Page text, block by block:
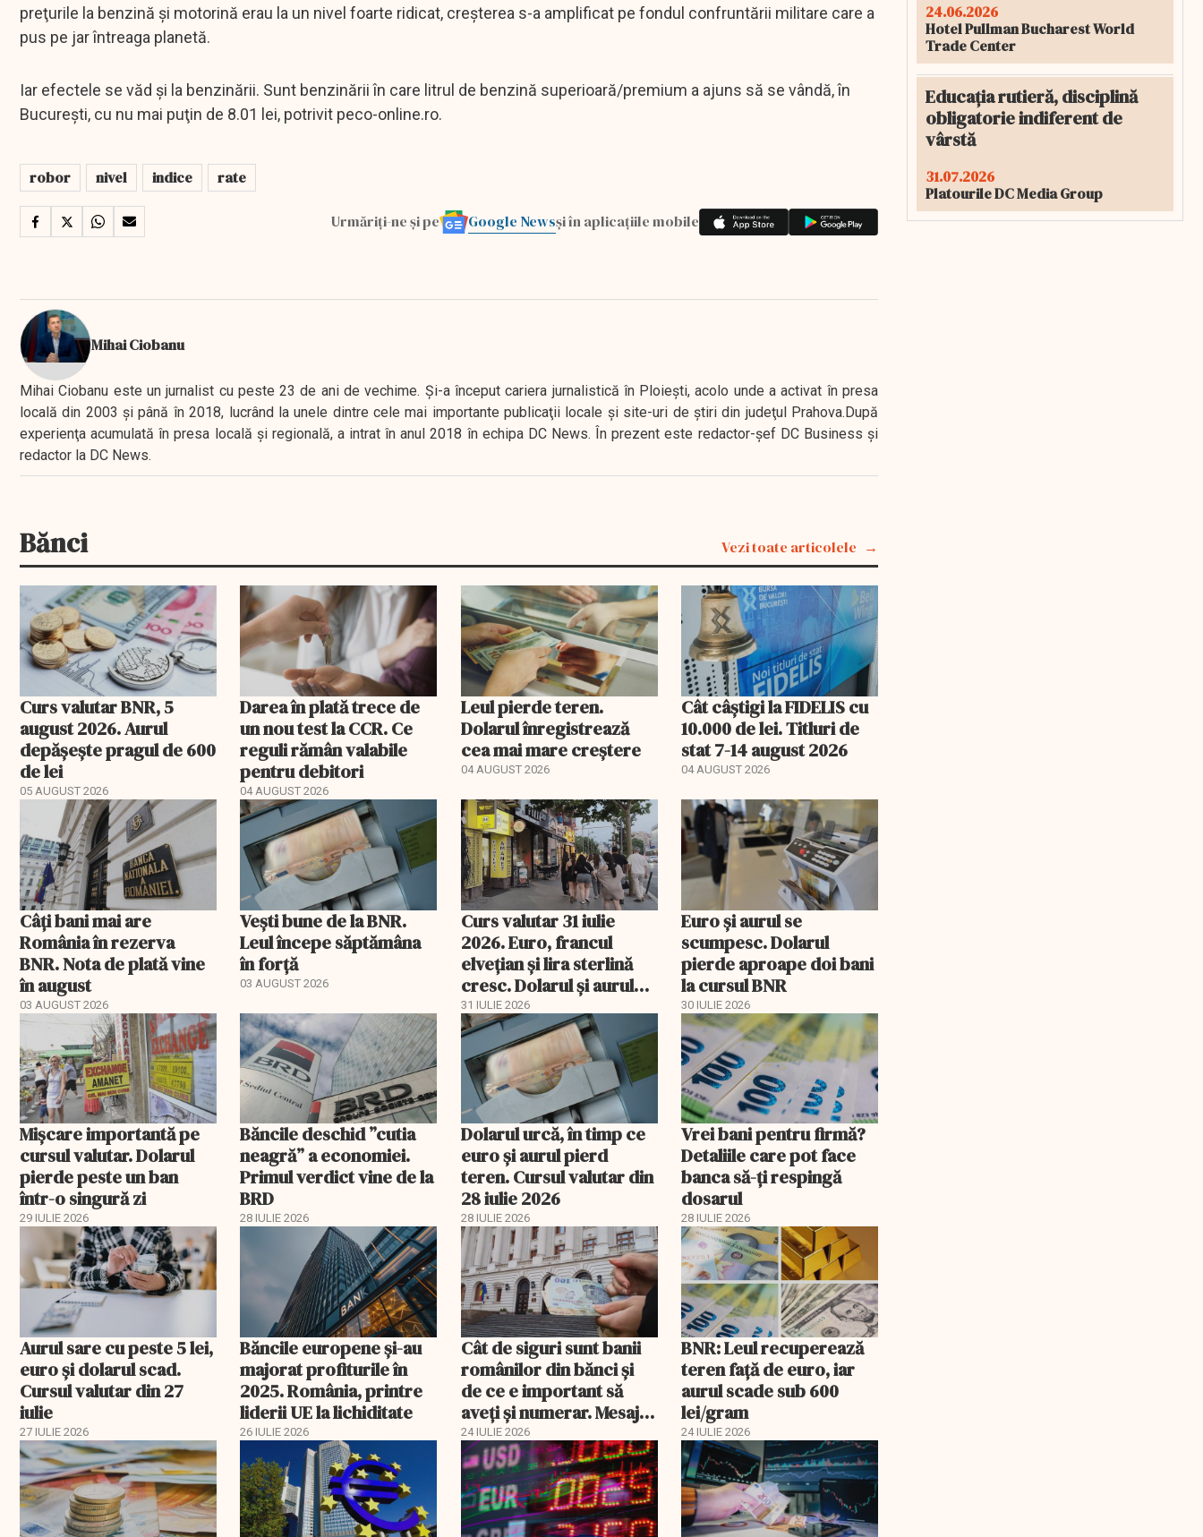
preţurile la benzină şi motorină erau la un nivel foarte ridicat, creşterea s-a amplificat pe fondul confruntării militare care a
pus pe jar întreaga planetă.
Iar efectele se văd şi la benzinării. Sunt benzinării în care litrul de benzină superioară/premium a ajuns să se vândă, în
Bucureşti, cu nu mai puţin de 8.01 lei, potrivit peco-online.ro.
robor nivel indice rate
Urmăriți-ne și pe Google Newsși în aplicațiile mobile
Mihai Ciobanu
Mihai Ciobanu este un jurnalist cu peste 23 de ani de vechime. Şi-a început cariera jurnalistică în Ploieşti, acolo unde a activat în presa
locală din 2003 şi până în 2018, lucrând la unele dintre cele mai importante publicaţii locale şi site-uri de ştiri din judeţul Prahova.După
experienţa acumulată în presa locală şi regională, a intrat în anul 2018 în echipa DC News. În prezent este redactor-şef DC Business şi
redactor la DC News.
Bănci Vezi toate articolele
Curs valutar BNR, 5
august 2026. Aurul
depășește pragul de 600
de lei
05 AUGUST 2026
Darea în plată trece de
un nou test la CCR. Ce
reguli rămân valabile
pentru debitori
04 AUGUST 2026
Leul pierde teren.
Dolarul înregistrează
cea mai mare creștere
04 AUGUST 2026
Cât câștigi la FIDELIS cu
10.000 de lei. Titluri de
stat 7-14 august 2026
04 AUGUST 2026
Câți bani mai are
România în rezerva
BNR. Nota de plată vine
în august
03 AUGUST 2026
Vești bune de la BNR.
Leul începe săptămâna
în forță
03 AUGUST 2026
Curs valutar 31 iulie
2026. Euro, francul
elvețian și lira sterlină
cresc. Dolarul și aurul
pierd teren
31 IULIE 2026
Euro și aurul se
scumpesc. Dolarul
pierde aproape doi bani
la cursul BNR
30 IULIE 2026
Mișcare importantă pe
cursul valutar. Dolarul
pierde peste un ban
într-o singură zi
29 IULIE 2026
Băncile deschid ”cutia
neagră” a economiei.
Primul verdict vine de la
BRD
28 IULIE 2026
Dolarul urcă, în timp ce
euro și aurul pierd
teren. Cursul valutar din
28 iulie 2026
28 IULIE 2026
Vrei bani pentru firmă?
Detaliile care pot face
banca să-ți respingă
dosarul
28 IULIE 2026
Aurul sare cu peste 5 lei,
euro și dolarul scad.
Cursul valutar din 27
iulie
27 IULIE 2026
Băncile europene și-au
majorat profiturile în
2025. România, printre
liderii UE la lichiditate
26 IULIE 2026
Cât de siguri sunt banii
românilor din bănci şi
de ce e important să
aveţi şi numerar. Mesajul
BNR
24 IULIE 2026
BNR: Leul recuperează
teren faţă de euro, iar
aurul scade sub 600
lei/gram
24 IULIE 2026
24.06.2026
Hotel Pullman Bucharest World
Trade Center
Educația rutieră, disciplină
obligatorie indiferent de
vârstă
31.07.2026
Platourile DC Media Group